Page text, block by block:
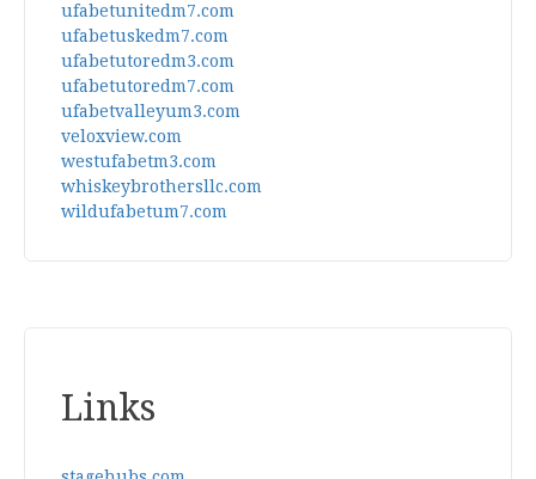
ufabetunitedm7.com
ufabetuskedm7.com
ufabetutoredm3.com
ufabetutoredm7.com
ufabetvalleyum3.com
veloxview.com
westufabetm3.com
whiskeybrothersllc.com
wildufabetum7.com
Links